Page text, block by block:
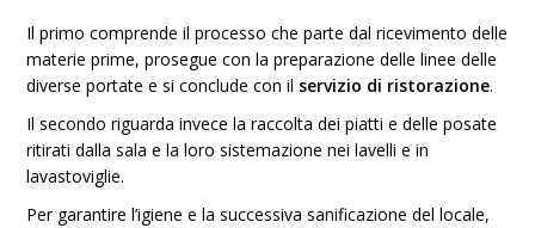
Il primo comprende il processo che parte dal ricevimento delle
materie prime, prosegue con la preparazione delle linee delle
diverse portate e si conclude con il servizio di ristorazione.
Il secondo riguarda invece la raccolta dei piatti e delle posate
ritirati dalla sala e la loro sistemazione nei lavelli e in
lavastoviglie.
Per garantire l’igiene e la successiva sanificazione del locale,